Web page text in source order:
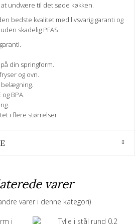
undvære til det søde køkken.
bedste kvalitet med livsvarig garanti og
skadelig PFAS.
din springform.
og ovn.
og BPA.
i flere størrelser.
varer
varer i denne kategori)